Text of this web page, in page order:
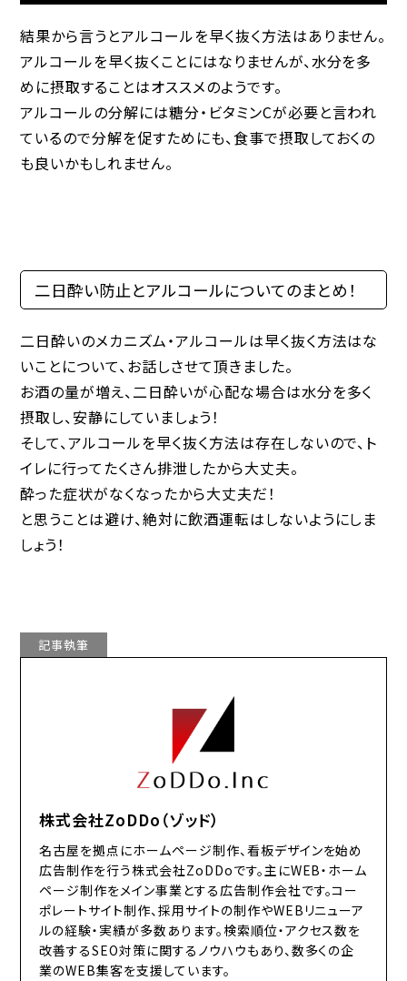
結果から言うとアルコールを早く抜く方法はありません。
アルコールを早く抜くことにはなりませんが、水分を多
めに摂取することはオススメのようです。
アルコールの分解には糖分・ビタミンCが必要と言われ
ているので分解を促すためにも、食事で摂取しておくの
も良いかもしれません。
二日酔い防止とアルコールについてのまとめ！
二日酔いのメカニズム・アルコールは早く抜く方法はな
いことについて、お話しさせて頂きました。
お酒の量が増え、二日酔いが心配な場合は水分を多く
摂取し、安静にしていましょう！
そして、アルコールを早く抜く方法は存在しないので、ト
イレに行ってたくさん排泄したから大丈夫。
酔った症状がなくなったから大丈夫だ！
と思うことは避け、絶対に飲酒運転はしないようにしま
しょう！
記事執筆
株式会社ZoDDo（ゾッド）
名古屋を拠点にホームページ制作、看板デザインを始め
広告制作を行う株式会社ZoDDoです。主にWEB・ホーム
ページ制作をメイン事業とする広告制作会社です。コー
ポレートサイト制作、採用サイトの制作やWEBリニューア
ルの経験・実績が多数あります。検索順位・アクセス数を
改善するSEO対策に関するノウハウもあり、数多くの企
業のWEB集客を支援しています。